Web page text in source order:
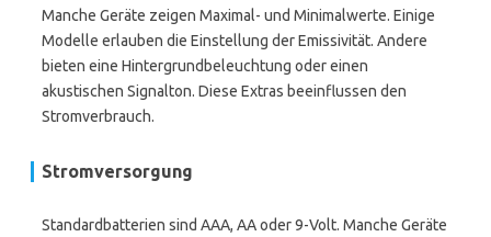
Manche Geräte zeigen Maximal- und Minimalwerte. Einige
Modelle erlauben die Einstellung der Emissivität. Andere
bieten eine Hintergrundbeleuchtung oder einen
akustischen Signalton. Diese Extras beeinflussen den
Stromverbrauch.
Stromversorgung
Standardbatterien sind AAA, AA oder 9-Volt. Manche Geräte